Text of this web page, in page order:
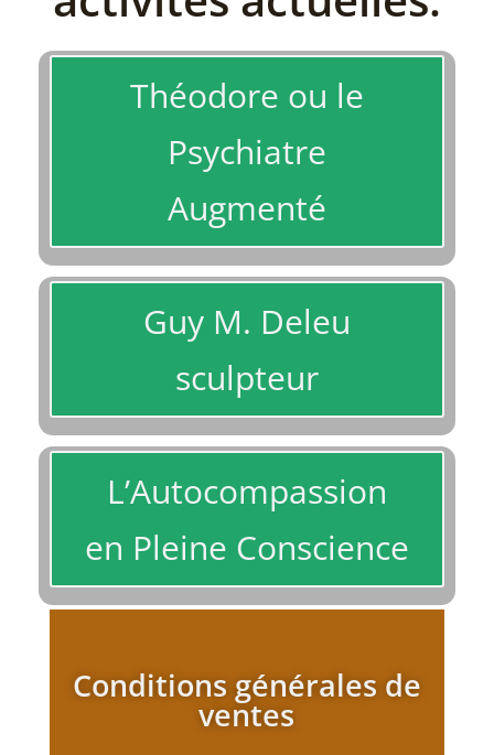
Théodore ou le
Psychiatre
Augmenté
Guy M. Deleu
sculpteur
L’Autocompassion
en Pleine Conscience
Conditions générales de
ventes